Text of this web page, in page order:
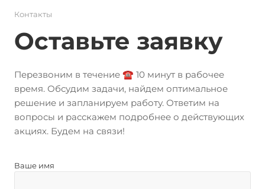
Контакты
Оставьте заявку
Перезвоним в течение ☎️ 10 минут в рабочее
время. Обсудим задачи, найдем оптимальное
решение и запланируем работу. Ответим на
вопросы и расскажем подробнее о действующих
акциях. Будем на связи!
Ваше имя